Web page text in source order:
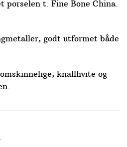
porselen t. Fine Bone China.
godt utformet både
knallhvite og